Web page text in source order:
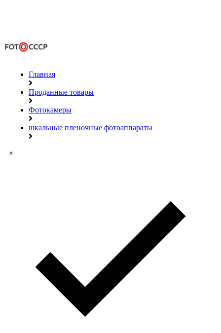
Главная
Проданные товары
Фотокамеры
шкальные пленочные фотоаппараты
×